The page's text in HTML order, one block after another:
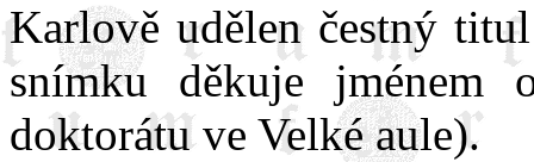
Karlově udělen čestný
snímku děkuje jménem
doktorátu ve Velké aule).